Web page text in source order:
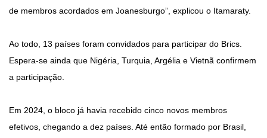
de membros acordados em Joanesburgo”, explicou o Itamaraty.
Ao todo, 13 países foram convidados para participar do Brics.
Espera-se ainda que Nigéria, Turquia, Argélia e Vietnã confirmem
a participação.
Em 2024, o bloco já havia recebido cinco novos membros
efetivos, chegando a dez países. Até então formado por Brasil,